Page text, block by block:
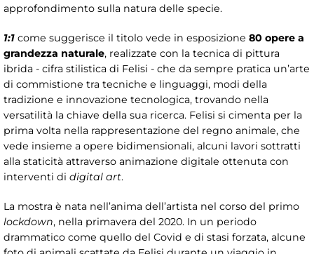
approfondimento sulla natura delle specie.
1:1 come suggerisce il titolo vede in esposizione 80 opere a
grandezza naturale, realizzate con la tecnica di pittura
ibrida - cifra stilistica di Felisi - che da sempre pratica un’arte
di commistione tra tecniche e linguaggi, modi della
tradizione e innovazione tecnologica, trovando nella
versatilità la chiave della sua ricerca. Felisi si cimenta per la
prima volta nella rappresentazione del regno animale, che
vede insieme a opere bidimensionali, alcuni lavori sottratti
alla staticità attraverso animazione digitale ottenuta con
interventi di digital art.
La mostra è nata nell’anima dell’artista nel corso del primo
lockdown, nella primavera del 2020. In un periodo
drammatico come quello del Covid e di stasi forzata, alcune